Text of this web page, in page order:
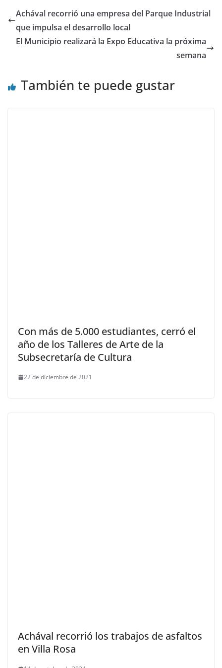
Achával recorrió una empresa del Parque Industrial
que impulsa el desarrollo local
El Municipio realizará la Expo Educativa la próxima
semana
También te puede gustar
Con más de 5.000 estudiantes, cerró el
año de los Talleres de Arte de la
Subsecretaría de Cultura
22 de diciembre de 2021
Achával recorrió los trabajos de asfaltos
en Villa Rosa